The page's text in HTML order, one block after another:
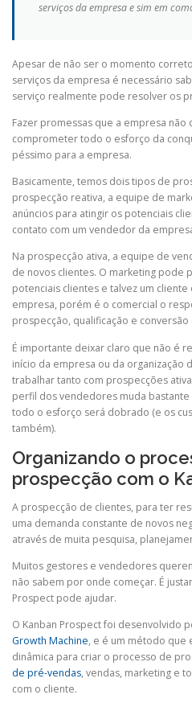
serviços da empresa e sim em
Apesar de não ser o momento
serviços da empresa é necessário
serviço realmente pode resolver os
Fazer promessas que a empresa não
comprometer todo o esforço da
péssimo para a empresa.
Basicamente, temos dois tipos de
prospecção reativa, a equipe de
anúncios para atingir os potenciais
contato com um vendedor da
Na prospecção ativa, a equipe de
de novos clientes. O marketing pode
potenciais clientes e talvez um
empresa, porém é o comercial o
prospecção, qualificação e conversão
É importante deixar claro que não é
início da empresa ou da organização
trabalhar tanto com prospecções
perfil dos vendedores muda
todo o esforço será dobrado (e os
também).
Organizando o
prospecção com o
A prospecção de clientes, para ter
uma demanda constante de novos
através de muita pesquisa,
Muitos gestores e vendedores
não sabem por onde começar. É
Prospect pode ajudar.
O Kanban Prospect foi desenvolvido
Growth Machine, e é um método que
dinâmica para criar o processo de
de pré-vendas, vendas, marketing e
com o cliente.